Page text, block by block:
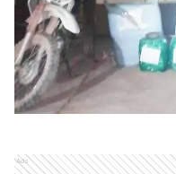
Ads